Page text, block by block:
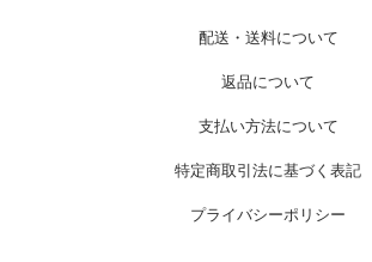
配送・送料について
返品について
支払い方法について
特定商取引法に基づく表記
プライバシーポリシー